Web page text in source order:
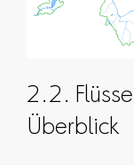
2.2.
Überblick